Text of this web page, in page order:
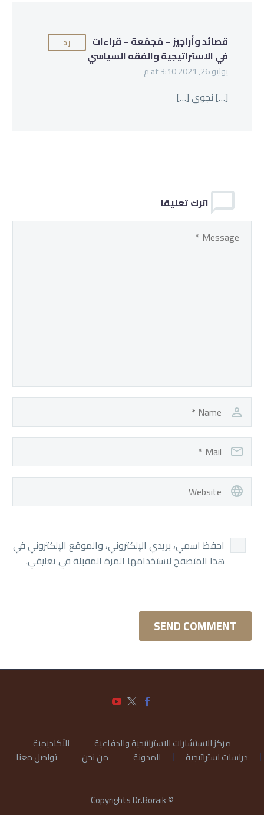
قصائد وأراجيز – مُجمّعة – قراءات
في الاستراتيجية والفقه السياسي
يونيو 26, 2021 at 3:10 م
رد
[…] نجوى […]
اترك تعليقا
احفظ اسمي، بريدي الإلكتروني، والموقع الإلكتروني في
هذا المتصفح لاستخدامها المرة المقبلة في تعليقي.
SEND COMMENT
مركز الاستشارات الاستراتيجية والدفاعية
الأكاديمية
دراسات استراتيجية
المدونة من نحن تواصل معنا
© Copyrights Dr.Boraik